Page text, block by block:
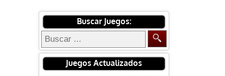
Buscar Juegos:
Juegos Actualizados